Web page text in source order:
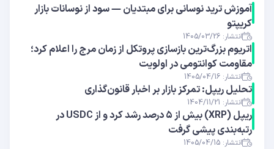
آموزش ترید نوسانی برای مبتدیان — سود از نوسانات بازار
کریپتو
انتشار: 1405/03/26
اتریوم بزرگ‌ترین بازسازی پروتکل از زمان مرج را اعلام کرد؛
مقاومت کوانتومی در اولویت
انتشار: 1405/04/16
تحلیل ریپل: تمرکز بازار بر اخبار قانون‌گذاری
انتشار: 1404/11/21
ریپل (XRP) بیش از ۵ درصد رشد کرد و از USDC در
رتبه‌بندی پیشی گرفت
انتشار: 1405/04/15